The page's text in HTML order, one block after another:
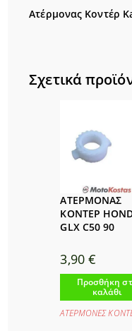
Ατέρμονας Κοντέρ
Σχετικά
ΑΤΕΡΜΟΝΑΣ
ΚΟΝΤΕΡ
GLX C50 90
3,90 €
Προσθήκη
καλάθι
ΑΤΕΡΜΟΝΕΣ